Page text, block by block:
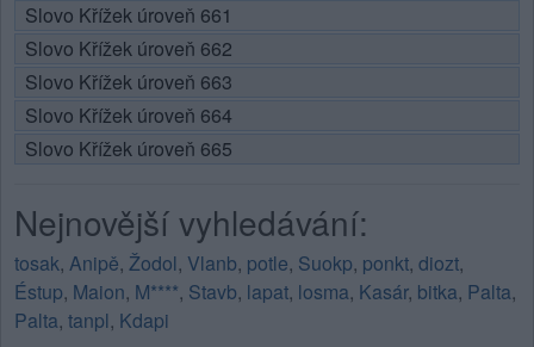
Slovo Křížek úroveň 661
Slovo Křížek úroveň 662
Slovo Křížek úroveň 663
Slovo Křížek úroveň 664
Slovo Křížek úroveň 665
Nejnovější vyhledávání:
tosak, Anipě, Žodol, Vlanb, potle, Suokp, ponkt, diozt,
Éstup, Maion, M****, Stavb, lapat, losma, Kasár, bitka, Palta,
Palta, tanpl, Kdapi